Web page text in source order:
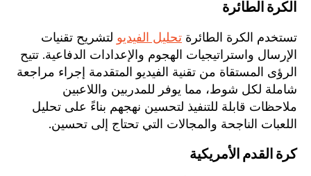
الكرة الطائرة
تستخدم الكرة الطائرة تحليل الفيديو لتشريح تقنيات
الإرسال واستراتيجيات الهجوم والإعدادات الدفاعية. تتيح
الرؤى المستقاة من تقنية الفيديو المتقدمة إجراء مراجعة
شاملة لكل شوط، مما يوفر للمدربين واللاعبين
ملاحظات قابلة للتنفيذ لتحسين نهجهم بناءً على تحليل
اللعبات الناجحة والمجالات التي تحتاج إلى تحسين.
كرة القدم الأمريكية